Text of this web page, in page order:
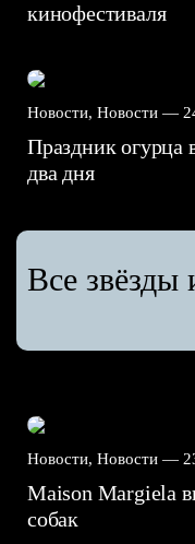
кинофестиваля
Новости, Новости —
Праздник огурца
два дня
Все
Новости, Новости —
Maison Margiela
собак